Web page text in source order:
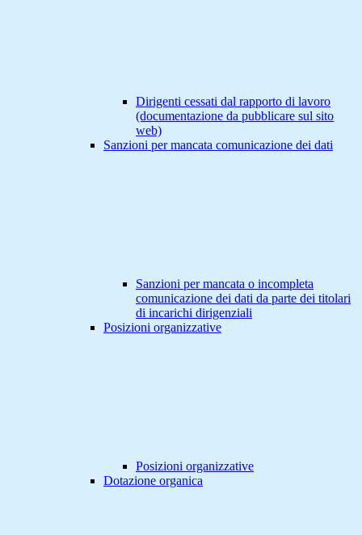
Dirigenti cessati dal rapporto di lavoro
(documentazione da pubblicare sul sito
web)
Sanzioni per mancata comunicazione dei dati
Sanzioni per mancata o incompleta
comunicazione dei dati da parte dei titolari
di incarichi dirigenziali
Posizioni organizzative
Posizioni organizzative
Dotazione organica